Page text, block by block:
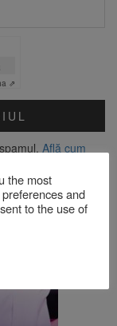
⇗
Află cum
the most
and
to the use of